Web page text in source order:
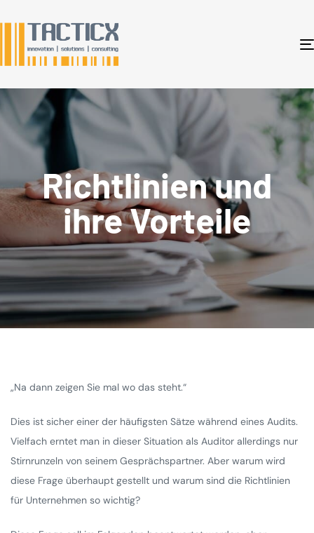
Richtlinien und
ihre Vorteile
„Na dann zeigen Sie mal wo das steht.“
Dies ist sicher einer der häufigsten Sätze während eines Audits.
Vielfach erntet man in dieser Situation als Auditor allerdings nur
Stirnrunzeln von seinem Gesprächspartner. Aber warum wird
diese Frage überhaupt gestellt und warum sind die Richtlinien
für Unternehmen so wichtig?